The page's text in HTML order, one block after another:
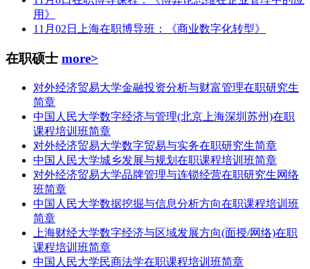
用》
11月02日上海在职博导班：《商业数字化转型》
在职硕士 more>
对外经济贸易大学金融投资分析与财富管理在职研究生
简章
中国人民大学数字经济与管理(北京上海深圳苏州)在职
课程培训班简章
对外经济贸易大学数字贸易与实务在职研究生简章
中国人民大学城乡发展与规划在职课程培训班简章
对外经济贸易大学品牌管理与连锁经营在职研究生网络
班简章
中国人民大学数据挖掘与信息分析方向在职课程培训班
简章
上海财经大学数字经济与区域发展方向(面授/网络)在职
课程培训班简章
中国人民大学民商法学在职课程培训班简章